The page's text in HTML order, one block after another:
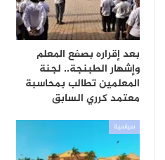
بعد إقراره بصفع المعلم
وإشهار الطبنجة.. لجنة
المعلمين تطالب بمحاسبة
معتمد كرري السابق
سياسية